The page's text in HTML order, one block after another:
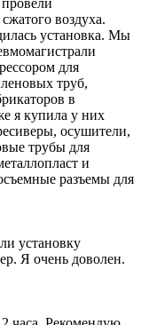
воздуха.
установка. Мы
для
труб,
в
я купила у них
осушители,
трубы для
и
разъемы для
установку
Я очень доволен.